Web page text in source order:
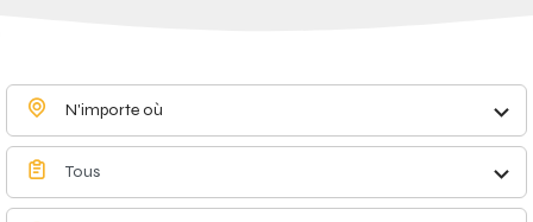
N'importe où
Tous